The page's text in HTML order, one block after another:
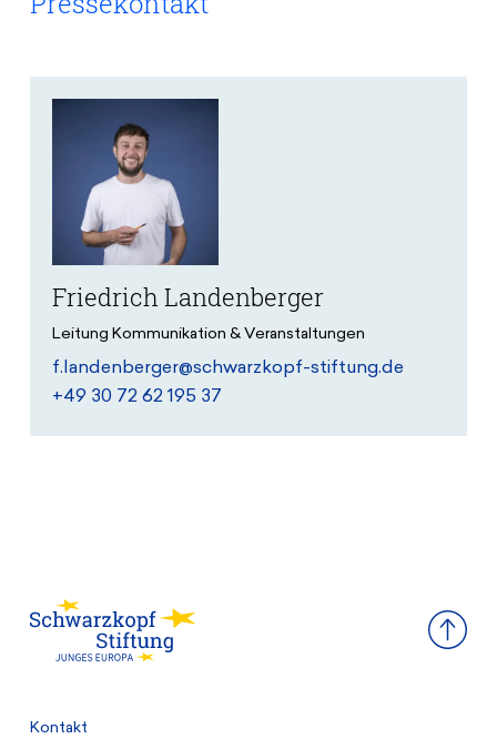
Friedrich Landenberger
Leitung Kommunikation & Veranstaltungen
f.landenberger@schwarzkopf-stiftung.de
+49 30 72 62 195 37
Kontakt